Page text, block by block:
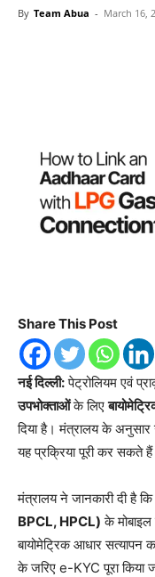
By Team Abua - March 16,
Share This Post
नई दिल्ली:पेट्रोलियम एवं
उपभोक्ताओंके लिए
दिया है। मंत्रालय के अनुसार
यह प्रक्रिया पूरी कर सकते
मंत्रालय ने जानकारी दी है
BPCL, HPCL) के
बायोमेट्रिक आधार
के जरिए e-KYC पूरा किया